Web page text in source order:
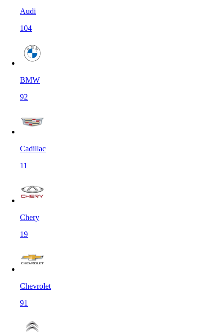
Audi
104
BMW
92
Cadillac
11
Chery
19
Chevrolet
91